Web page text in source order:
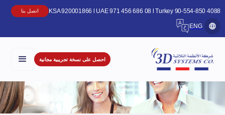
KSA 920001866 l UAE 971 456 686 08 l Turkey 90-554-850 اتصل بنا
ENG
احصل على نسخة تجريبية مجانية